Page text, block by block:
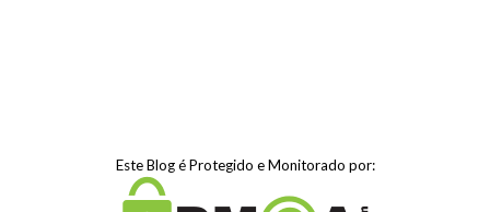
Este Blog é Protegido e Monitorado por: